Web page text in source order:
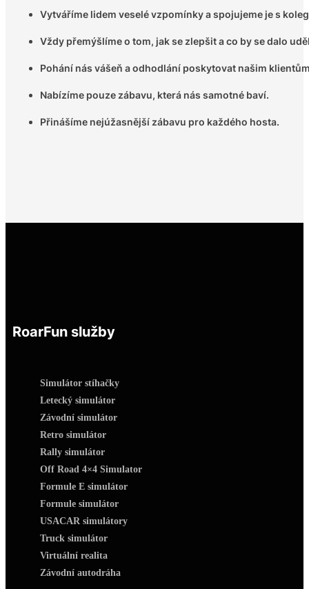
Vytváříme lidem veselé vzpomínky a spojujeme je s
Vždy přemýšlíme o tom, jak se zlepšit a co by se dalo
Pohání nás vášeň a odhodlání poskytovat našim
Nabízíme pouze zábavu, která nás samotné baví.
Přinášíme nejúžasnější zábavu pro každého hosta.
RoarFun služby
Simulátor stíhačky
Letecký simulátor
Závodní simulátor
Retro simulátor
Rally simulátor
Off Road 4×4 Simulator
Formule E simulátor
Formule simulátor
USACAR simulátory
Truck simulátor
Virtuální realita
Závodní autodráha